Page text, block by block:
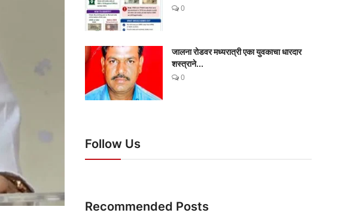
0
जालना रोडवर मध्यरात्री एका युवकाचा धारदार
शस्त्राने...
0
Follow Us
Recommended Posts